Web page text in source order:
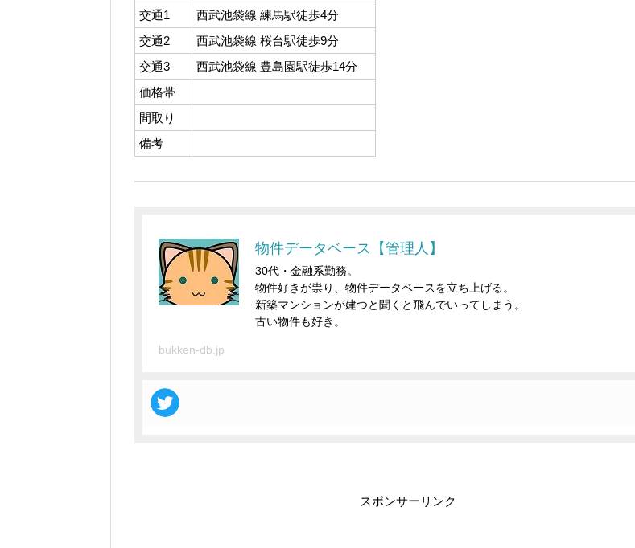
交通1
西武池袋線 練馬駅徒歩4分
交通2
西武池袋線 桜台駅徒歩9分
交通3
西武池袋線 豊島園駅徒歩14分
価格帯
間取り
備考
物件データベース【管理人】
30代・金融系勤務。
物件好きが祟り、物件データベースを立ち上げる。
新築マンションが建つと聞くと飛んでいってしまう。
古い物件も好き。
bukken-db.jp
スポンサーリンク